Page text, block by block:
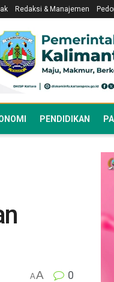
Redaksi & Manajemen
PENDIDIKAN
AA 0